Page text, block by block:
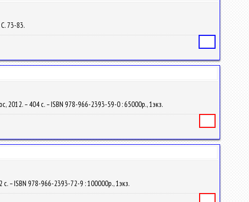
73-83.
2012. – 404 с. – ISBN 978-966-2393-59-0 : 65000р., 1экз.
– ISBN 978-966-2393-72-9 : 100000р., 1экз.